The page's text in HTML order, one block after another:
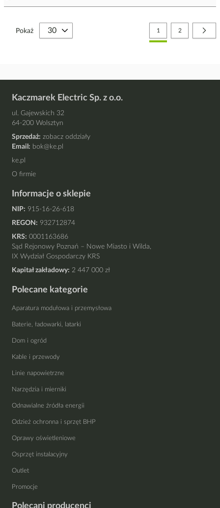
Strona
Aktualnie czytasz stronę
1 Strona
2
Pokaż
Kaczmarek Electric Sp. z o.o.
ul. Gajewskich 32
64-200 Wolsztyn
Sprzedaż: zobacz oddziały
Email: bok@ke.pl
ke.pl
O firmie
Informacje o sklepie
NIP: 915-16-26-618
REGON: 932712874
KRS: 0001163686
Sąd Rejonowy Poznań – Nowe Miasto i Wilda,
IX Wydział Gospodarczy KRS
Kapitał zakładowy: 2 447 000 zł
Polecane kategorie
Aparatura modułowa i przemysłowa
Baterie, ładowarki, latarki
Dom i ogród
Kable i przewody
Linie napowietrzne
Narzędzia i mierniki
Odnawialne źródła energii
Odzież ochronna i sprzęt BHP
Oprawy oświetleniowe
Osprzęt instalacyjny
Outlet
Promocje